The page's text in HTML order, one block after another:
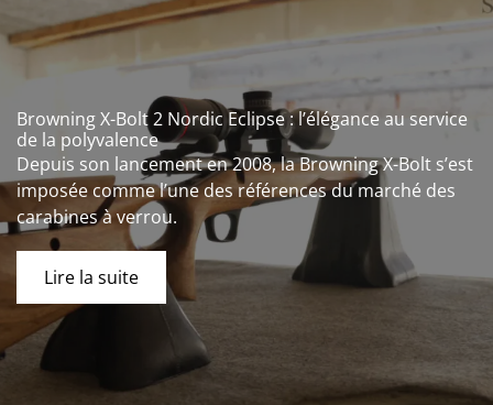
Browning X-Bolt 2 Nordic Eclipse : l’élégance au service
de la polyvalence
Depuis son lancement en 2008, la Browning X-Bolt s’est
imposée comme l’une des références du marché des
carabines à verrou.
Lire la suite